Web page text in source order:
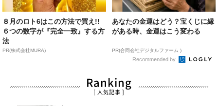
８月のロト6はこの方法で買え!!
６つの数字が『完全一致』する方
法
PR(株式会社MURA)
あなたの金運はどう？宝くじに縁
がある時、金運はこう変わる
PR(合同会社デジタルファーム )
Recommended by
Ranking
[ 人気記事 ]